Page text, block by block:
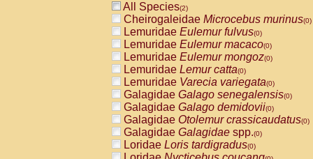
All Species(2)
Cheirogaleidae Microcebus murinus(0)
Lemuridae Eulemur fulvus(0)
Lemuridae Eulemur macaco(0)
Lemuridae Eulemur mongoz(0)
Lemuridae Lemur catta(0)
Lemuridae Varecia variegata(0)
Galagidae Galago senegalensis(0)
Galagidae Galago demidovii(0)
Galagidae Otolemur crassicaudatus(0)
Galagidae Galagidae spp.(0)
Loridae Loris tardigradus(0)